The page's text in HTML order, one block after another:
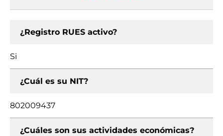
¿Registro RUES activo?
Si
¿Cuál es su NIT?
802009437
¿Cuáles son sus actividades económicas?